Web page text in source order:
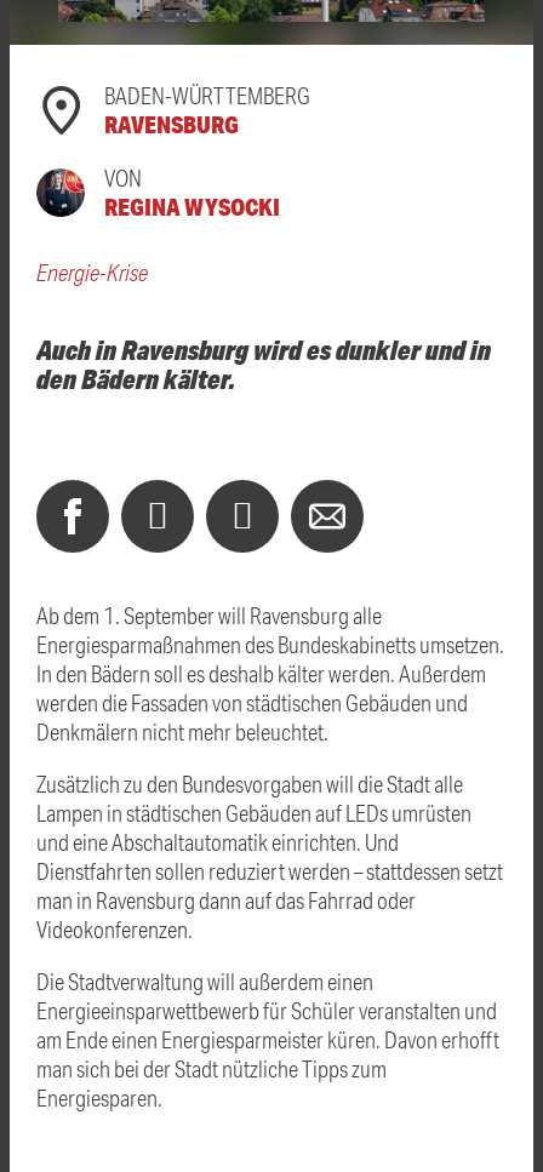
BADEN-WÜRTTEMBERG
RAVENSBURG
VON
REGINA WYSOCKI
Energie-Krise
Auch in Ravensburg wird es dunkler und in
den Bädern kälter.
Ab dem 1. September will Ravensburg alle
Energiesparmaßnahmen des Bundeskabinetts umsetzen.
In den Bädern soll es deshalb kälter werden. Außerdem
werden die Fassaden von städtischen Gebäuden und
Denkmälern nicht mehr beleuchtet.
Zusätzlich zu den Bundesvorgaben will die Stadt alle
Lampen in städtischen Gebäuden auf LEDs umrüsten
und eine Abschaltautomatik einrichten. Und
Dienstfahrten sollen reduziert werden – stattdessen setzt
man in Ravensburg dann auf das Fahrrad oder
Videokonferenzen.
Die Stadtverwaltung will außerdem einen
Energieeinsparwettbewerb für Schüler veranstalten und
am Ende einen Energiesparmeister küren. Davon erhofft
man sich bei der Stadt nützliche Tipps zum
Energiesparen.